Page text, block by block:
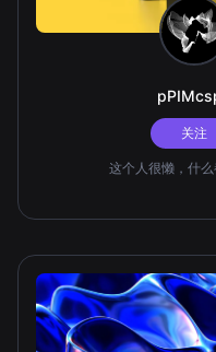
关注
这个人很懒，什